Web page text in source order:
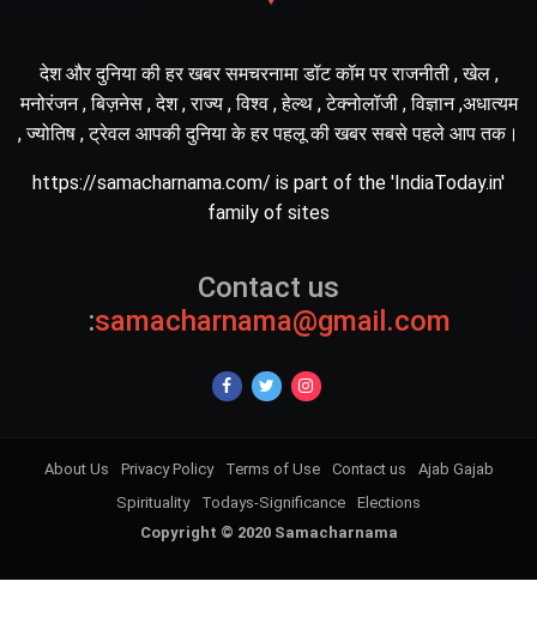
देश और दुनिया की हर खबर समचरनामा डॉट कॉम पर राजनीती , खेल ,
मनोरंजन , बिज़नेस , देश , राज्य , विश्व , हेल्थ , टेक्नोलॉजी , विज्ञान ,अधात्यम
, ज्योतिष , ट्रेवल आपकी दुनिया के हर पहलू की खबर सबसे पहले आप तक।
https://samacharnama.com/ is part of the 'IndiaToday.in'
family of sites
Contact us
:samacharnama@gmail.com
Copyright © 2020 Samacharnama
About Us Privacy Policy Terms of Use Contact us
Ajab Gajab
Spirituality
Todays-Significance Elections